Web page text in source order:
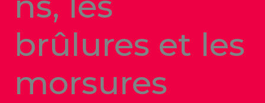
brûlures et les
morsures